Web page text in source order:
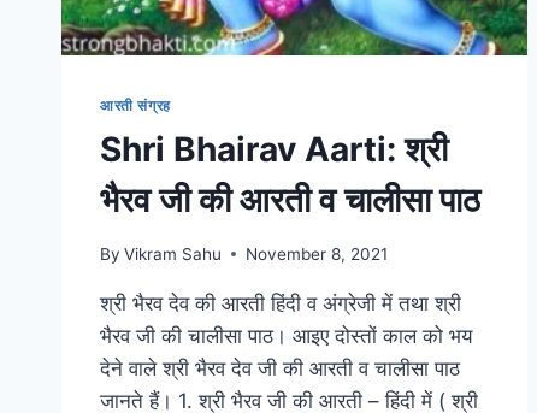
आरती संग्रह
Shri Bhairav Aarti: श्री
भैरव जी की आरती व चालीसा पाठ
By Vikram Sahu November 8, 2021
श्री भैरव देव की आरती हिंदी व अंग्रेजी में तथा श्री
भैरव जी की चालीसा पाठ। आइए दोस्तों काल को भय
देने वाले श्री भैरव देव जी की आरती व चालीसा पाठ
जानते हैं। 1. श्री भैरव जी की आरती – हिंदी में ( श्री